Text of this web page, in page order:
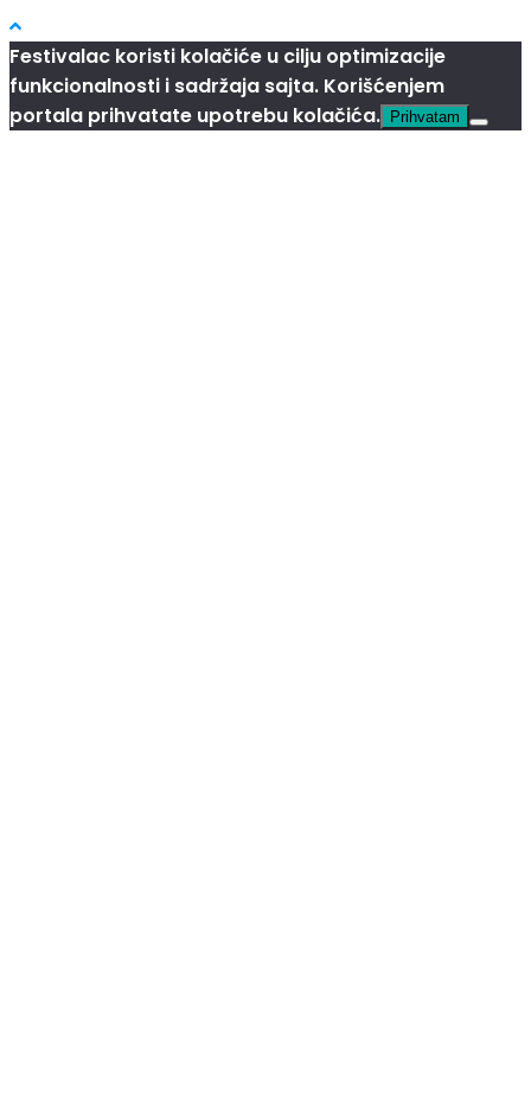
Festivalac koristi kolačiće u cilju optimizacije
funkcionalnosti i sadržaja sajta. Korišćenjem
portala prihvatate upotrebu kolačića.
Prihvatam